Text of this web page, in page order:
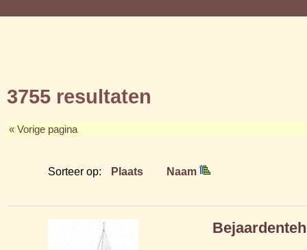
3755 resultaten
« Vorige pagina
Sorteer op: Plaats Naam